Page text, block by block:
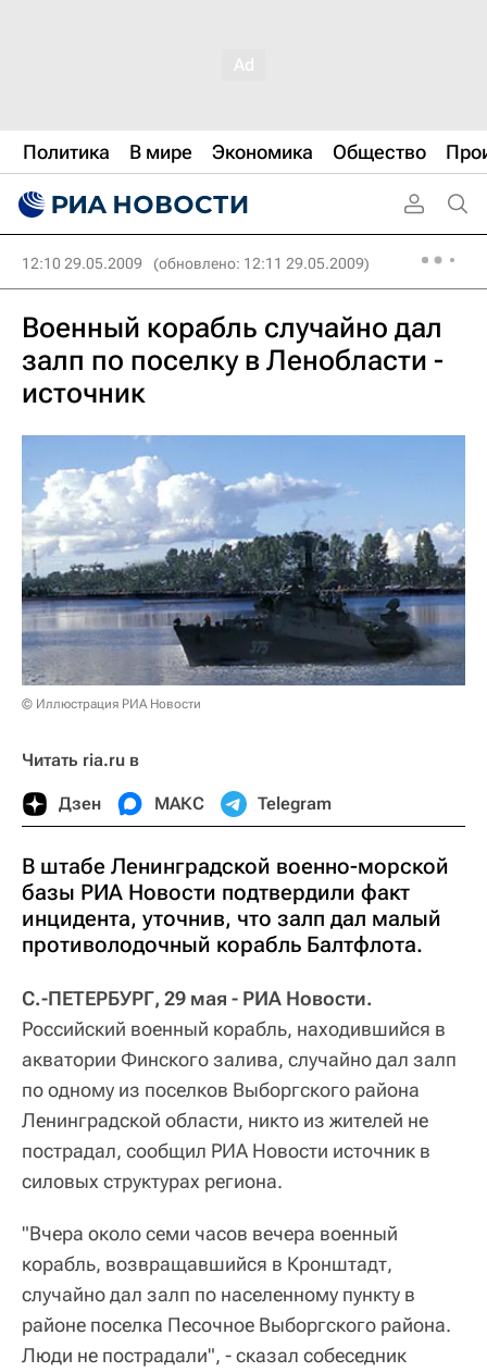
Политика В мире Экономика Общество
12:10 29.05.2009 (обновлено: 12:11 29.05.2009)
Военный корабль случайно дал
залп по поселку в Ленобласти -
источник
© Иллюстрация РИА Новости
Читать ria.ru в
Дзен МАКС Telegram
В штабе Ленинградской военно-морской
базы РИА Новости подтвердили факт
инцидента, уточнив, что залп дал малый
противолодочный корабль Балтфлота.
С.-ПЕТЕРБУРГ, 29 мая - РИА Новости.
Российский военный корабль, находившийся в
акватории Финского залива, случайно дал залп
по одному из поселков Выборгского района
Ленинградской области, никто из жителей не
пострадал, сообщил РИА Новости источник в
силовых структурах региона.
"Вчера около семи часов вечера военный
корабль, возвращавшийся в Кронштадт,
случайно дал залп по населенному пункту в
районе поселка Песочное Выборгского района.
Люди не пострадали", - сказал собеседник